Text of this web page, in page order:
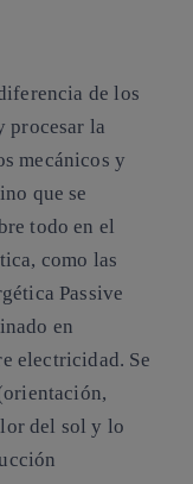
de los
procesar la
mecánicos y
que se
todo en el
como las
Passive
en
electricidad. Se
del sol y lo